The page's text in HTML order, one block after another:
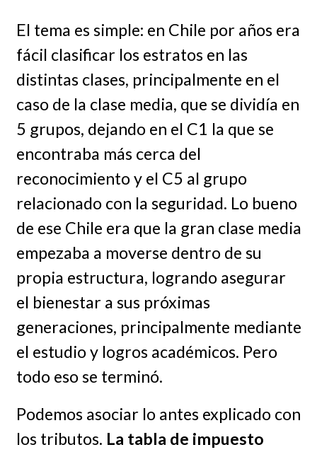
El tema es simple: en Chile por años era
fácil clasificar los estratos en las
distintas clases, principalmente en el
caso de la clase media, que se dividía en
5 grupos, dejando en el C1 la que se
encontraba más cerca del
reconocimiento y el C5 al grupo
relacionado con la seguridad. Lo bueno
de ese Chile era que la gran clase media
empezaba a moverse dentro de su
propia estructura, logrando asegurar
el bienestar a sus próximas
generaciones, principalmente mediante
el estudio y logros académicos. Pero
todo eso se terminó.
Podemos asociar lo antes explicado con
los tributos. La tabla de impuesto